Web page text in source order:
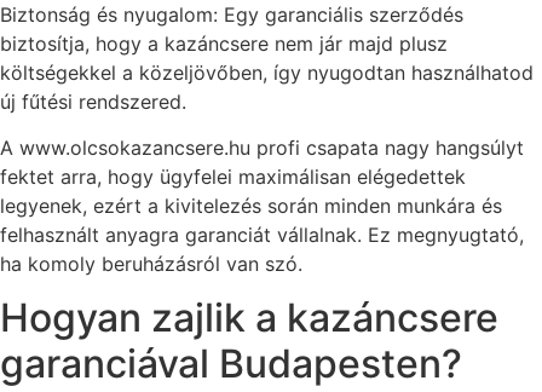
Biztonság és nyugalom: Egy garanciális szerződés
biztosítja, hogy a kazáncsere nem jár majd plusz
költségekkel a közeljövőben, így nyugodtan használhatod
új fűtési rendszered.
A www.olcsokazancsere.hu profi csapata nagy hangsúlyt
fektet arra, hogy ügyfelei maximálisan elégedettek
legyenek, ezért a kivitelezés során minden munkára és
felhasznált anyagra garanciát vállalnak. Ez megnyugtató,
ha komoly beruházásról van szó.
Hogyan zajlik a kazáncsere
garanciával Budapesten?